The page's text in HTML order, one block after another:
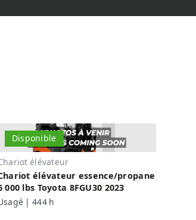
Disponible
élévateur
élévateur essence/propane
000 lbs Toyota 8FGU30 2023
| 444 h